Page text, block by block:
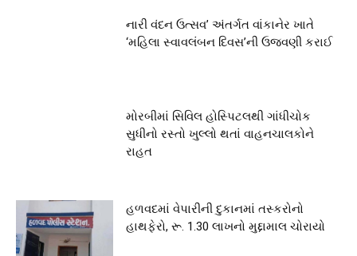
નારી વંદન ઉત્સવ’ અંતર્ગત વાંકાનેર ખાતે
‘મહિલા સ્વાવલંબન દિવસ’ની ઉજવણી કરાઈ
મોરબીમાં સિવિલ હોસ્પિટલથી ગાંધીચોક
સુધીનો રસ્તો ખુલ્લો થતાં વાહનચાલકોને
રાહત
હળવદમાં વેપારીની દુકાનમાં તસ્કરોનો
હાથફેરો, રૂ. 1.30 લાખનો મુદ્દામાલ ચોરાયો